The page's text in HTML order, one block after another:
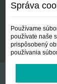
Správa
Používame
používate naše
prispôsobený
používania